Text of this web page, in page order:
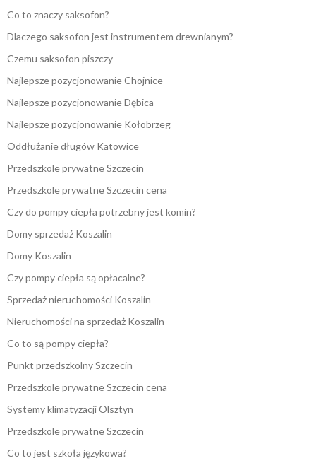
Co to znaczy saksofon?
Dlaczego saksofon jest instrumentem drewnianym?
Czemu saksofon piszczy
Najlepsze pozycjonowanie Chojnice
Najlepsze pozycjonowanie Dębica
Najlepsze pozycjonowanie Kołobrzeg
Oddłużanie długów Katowice
Przedszkole prywatne Szczecin
Przedszkole prywatne Szczecin cena
Czy do pompy ciepła potrzebny jest komin?
Domy sprzedaż Koszalin
Domy Koszalin
Czy pompy ciepła są opłacalne?
Sprzedaż nieruchomości Koszalin
Nieruchomości na sprzedaż Koszalin
Co to są pompy ciepła?
Punkt przedszkolny Szczecin
Przedszkole prywatne Szczecin cena
Systemy klimatyzacji Olsztyn
Przedszkole prywatne Szczecin
Co to jest szkoła językowa?